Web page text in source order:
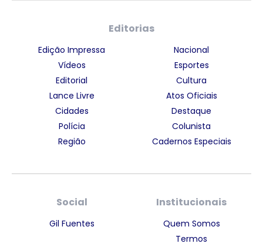
Editorias
Edição Impressa
Vídeos
Editorial
Lance Livre
Cidades
Polícia
Região
Nacional
Esportes
Cultura
Atos Oficiais
Destaque
Colunista
Cadernos Especiais
Social
Gil Fuentes
Institucionais
Quem Somos
Termos